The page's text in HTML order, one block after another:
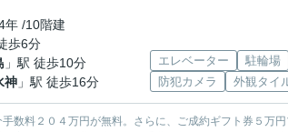
年 /10階建
歩6分
」駅 徒歩10分
神 」駅 徒歩16分
エレベーター 駐輪場
防犯カメラ
外観タイ
料２０４万円が無料。さらに、ご成約ギフト券５万円